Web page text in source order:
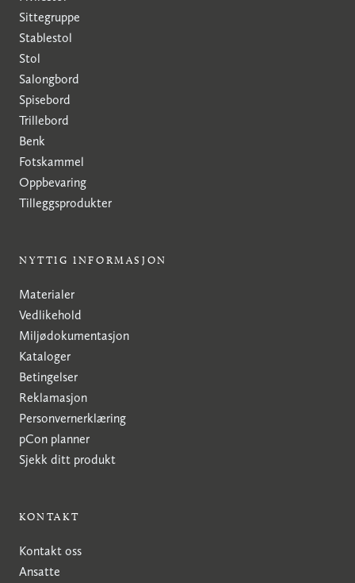
Sittegruppe
Stablestol
Stol
Salongbord
Spisebord
Trillebord
Benk
Fotskammel
Oppbevaring
Tilleggsprodukter
NYTTIG INFORMASJON
Materialer
Vedlikehold
Miljødokumentasjon
Kataloger
Betingelser
Reklamasjon
Personvernerklæring
pCon planner
Sjekk ditt produkt
KONTAKT
Kontakt oss
Ansatte